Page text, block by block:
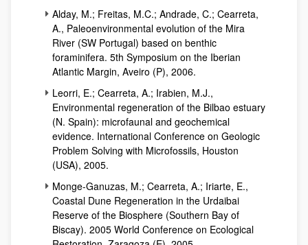
Alday, M.; Freitas, M.C.; Andrade, C.; Cearreta,
A., Paleoenvironmental evolution of the Mira
River (SW Portugal) based on benthic
foraminifera. 5th Symposium on the Iberian
Atlantic Margin, Aveiro (P), 2006.
Leorri, E.; Cearreta, A.; Irabien, M.J.,
Environmental regeneration of the Bilbao estuary
(N. Spain): microfaunal and geochemical
evidence. International Conference on Geologic
Problem Solving with Microfossils, Houston
(USA), 2005.
Monge-Ganuzas, M.; Cearreta, A.; Iriarte, E.,
Coastal Dune Regeneration in the Urdaibai
Reserve of the Biosphere (Southern Bay of
Biscay). 2005 World Conference on Ecological